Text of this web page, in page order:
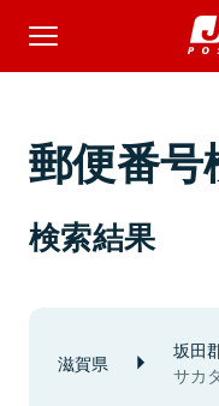
郵便番号
検索結果
滋賀県 坂田
サカ